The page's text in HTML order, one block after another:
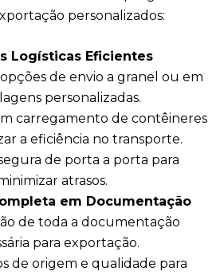
personalizados:
Logísticas Eficientes
de envio a granel ou em
personalizadas.
carregamento de contêineres
a eficiência no transporte.
de porta a porta para
atrasos.
em Documentação
de toda a documentação
para exportação.
de origem e qualidade para